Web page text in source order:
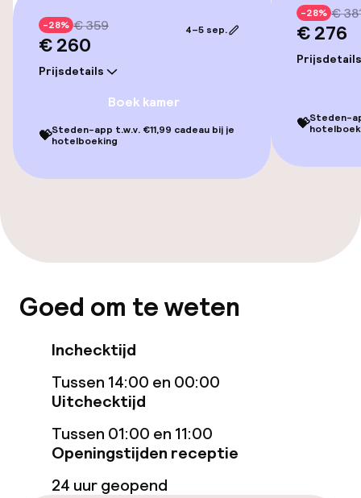
Eet- en drinkgelegenheden
Restaurant
Eet- en drinkdiensten
Ontbijtbuffet
Ontbijt geserveerd aan tafel
Roomservice
Dieetopties
Speciale dieetopties
Schoonmaakvoorzieningen
Wasservice
-28% € 359
€ 260
Prijsdetails
4–5 sep.
Boek kamer
💝Steden-app t.w.v. €11,99 cadeau bij je
hotelboeking
-28% €
€ 276
Prijsdetails
💝Steden-
Goed om te weten
Inchecktijd
Tussen 14:00 en 00:00
Uitchecktijd
Tussen 01:00 en 11:00
Openingstijden receptie
24 uur geopend